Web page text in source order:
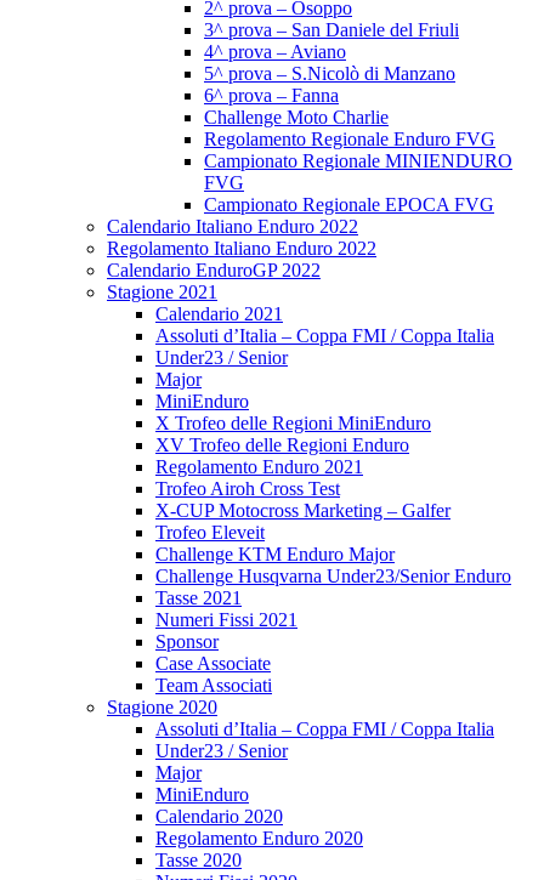
2^ prova – Osoppo
3^ prova – San Daniele del Friuli
4^ prova – Aviano
5^ prova – S.Nicolò di Manzano
6^ prova – Fanna
Challenge Moto Charlie
Regolamento Regionale Enduro FVG
Campionato Regionale MINIENDURO
FVG
Campionato Regionale EPOCA FVG
Calendario Italiano Enduro 2022
Regolamento Italiano Enduro 2022
Calendario EnduroGP 2022
Stagione 2021
Calendario 2021
Assoluti d’Italia – Coppa FMI / Coppa Italia
Under23 / Senior
Major
MiniEnduro
X Trofeo delle Regioni MiniEnduro
XV Trofeo delle Regioni Enduro
Regolamento Enduro 2021
Trofeo Airoh Cross Test
X-CUP Motocross Marketing – Galfer
Trofeo Eleveit
Challenge KTM Enduro Major
Challenge Husqvarna Under23/Senior Enduro
Tasse 2021
Numeri Fissi 2021
Sponsor
Case Associate
Team Associati
Stagione 2020
Assoluti d’Italia – Coppa FMI / Coppa Italia
Under23 / Senior
Major
MiniEnduro
Calendario 2020
Regolamento Enduro 2020
Tasse 2020